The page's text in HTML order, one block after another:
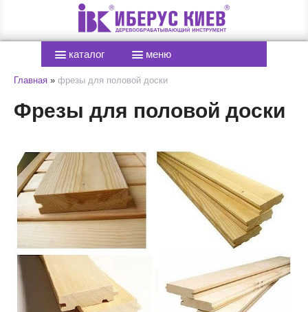
каталог меню
Главная » фрезы для половой доски
Фрезы для половой доски